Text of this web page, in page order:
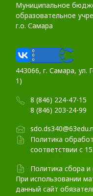
Муниципальное
образовательное
г.о. Самара
443066, г. Самара, ул.
1)
8 (846) 224-47-15
8 (846) 203-24-99
Политика
соответствии с
Политика сбора
При использовании
данный сайт